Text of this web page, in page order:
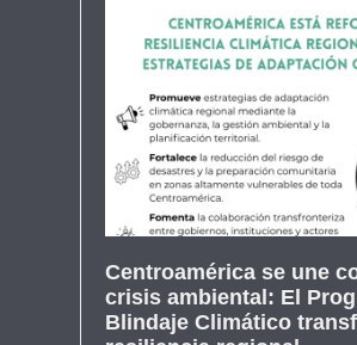
Centroamérica se une
crisis ambiental: El
Blindaje Climático